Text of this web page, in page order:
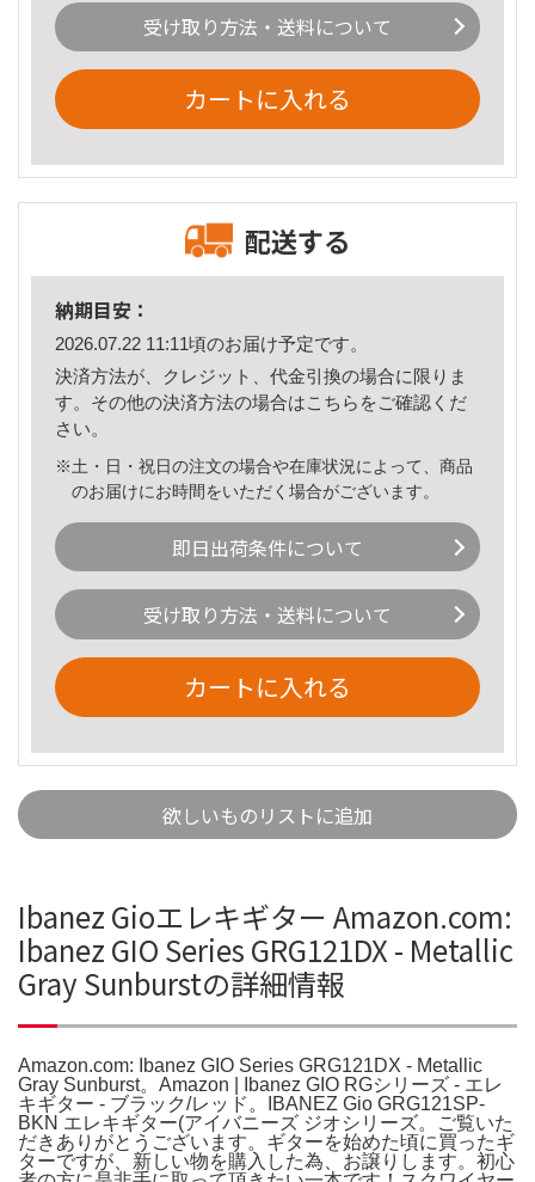
受け取り方法・送料について
カートに入れる
配送する
納期目安：
2026.07.22 11:11頃のお届け予定です。
決済方法が、クレジット、代金引換の場合に限りま
す。その他の決済方法の場合はこちら をご確認くだ
さい。
※土・日・祝日の注文の場合や在庫状況によって、商品
のお届けにお時間をいただく場合がございます。
即日出荷条件について
受け取り方法・送料について
カートに入れる
欲しいものリストに追加
Ibanez Gioエレキギター Amazon.com:
Ibanez GIO Series GRG121DX - Metallic
Gray Sunburstの詳細情報
Amazon.com: Ibanez GIO Series GRG121DX - Metallic
Gray Sunburst。Amazon | Ibanez GIO RGシリーズ - エレ
キギター - ブラック/レッド。IBANEZ Gio GRG121SP-
BKN エレキギター(アイバニーズ ジオシリーズ。ご覧いた
だきありがとうございます。ギターを始めた頃に買ったギ
ターですが、新しい物を購入した為、お譲りします。初心